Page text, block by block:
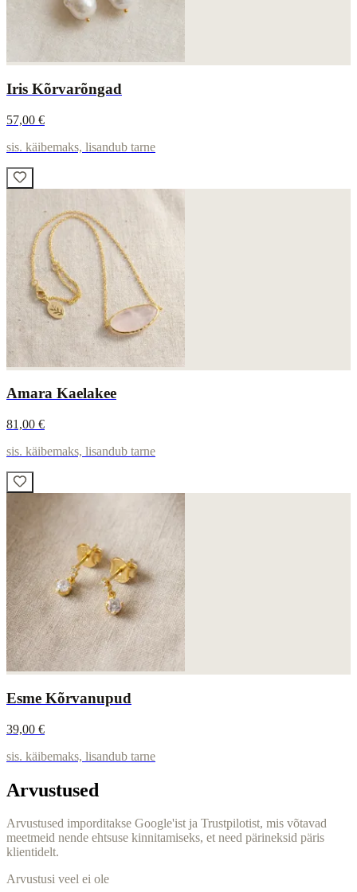
Iris Kõrvarõngad
57,00 €
sis. käibemaks, lisandub tarne
Amara Kaelakee
81,00 €
sis. käibemaks, lisandub tarne
Esme Kõrvanupud
39,00 €
sis. käibemaks, lisandub tarne
Arvustused
Arvustused imporditakse Google'ist ja Trustpilotist, mis võtavad
meetmeid nende ehtsuse kinnitamiseks, et need pärineksid päris
klientidelt.
Arvustusi veel ei ole